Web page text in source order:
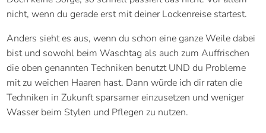
nicht, wenn du gerade erst mit deiner Lockenreise startest.
Anders sieht es aus, wenn du schon eine ganze Weile dabei
bist und sowohl beim Waschtag als auch zum Auffrischen
die oben genannten Techniken benutzt UND du Probleme
mit zu weichen Haaren hast. Dann würde ich dir raten die
Techniken in Zukunft sparsamer einzusetzen und weniger
Wasser beim Stylen und Pflegen zu nutzen.